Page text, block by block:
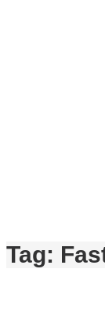
Tag: